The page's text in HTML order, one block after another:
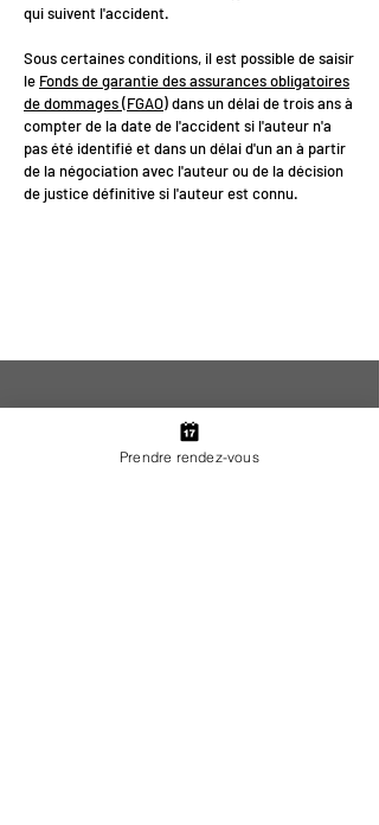
qui suivent l'accident.
Sous certaines conditions, il est possible de saisir
le Fonds de garantie des assurances obligatoires
de dommages (FGAO)dans un délai de trois ans à
compter de la date de l'accident si l'auteur n'a
pas été identifié et dans un délai d'un an à partir
de la négociation avec l'auteur ou de la décision
de justice définitive si l'auteur est connu.
Prendre rendez-vous